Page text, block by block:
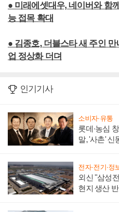
● 미래에셋대우, 네이버와 함
능 접목 확대
● 김종호, 더블스타 새 주인
업 정상화 더뎌
인기기사
소비자·유통
롯데·농심
말, '사촌' 신
전자·전기·정
외신 "삼성
현지 생산